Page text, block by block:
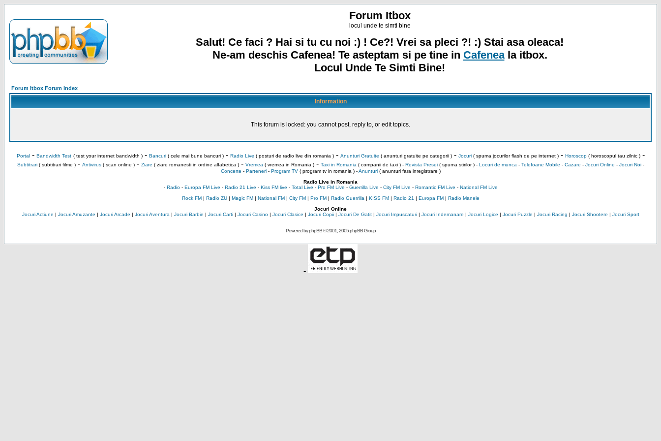
Forum Itbox
locul unde te simti bine
Salut! Ce faci ? Hai si tu cu noi :) ! Ce?! Vrei sa pleci ?! :) Stai asa oleaca!
Ne-am deschis Cafenea! Te asteptam si pe tine in Cafeneala itbox.
Locul Unde Te Simti Bine!
Forum Itbox Forum Index
Information
This forum is locked: you cannot post, reply to, or edit topics.
Portal- Bandwidth Test ( test your internet bandwidth )- Bancuri( cele mai bune bancuri )- Radio Live ( posturi de radio live din romania )- Anunturi Gratuite ( anunturi gratuite pe categorii )- Jocuri( spuma jocurilor flash de pe internet )- Horoscop( horoscopul tau zilnic )-
Subtitrari( subtitrari filme )- Antivirus( scan online )- Ziare ( ziare romanesti in ordine alfabetica )- Vremea ( vremea in Romania )- Taxi in Romania ( companii de taxi ) - Revista Presei( spuma stirilor ) - Locuri de munca - Telefoane Mobile - Cazare - Jocuri Online - Jocuri Noi-
Concerte - Parteneri- Program TV( program tv in romania )-Anunturi( anunturi fara inregistrare )
Radio Live in Romania
- Radio- Europa FM Live - Radio 21 Live - Kiss FM live - Total Live - Pro FM Live - Guerrilla Live - City FM Live - Romantic FM Live - National FM Live
Rock FM| Radio ZU| Magic FM| National FM| City FM| Pro FM| Radio Guerrilla | KISS FM| Radio 21 | Europa FM| Radio Manele
Jocuri Online
Jocuri Actiune | Jocuri Amuzante | Jocuri Arcade | Jocuri Aventura | Jocuri Barbie | Jocuri Carti| Jocuri Casino| Jocuri Clasice | Jocuri Copii| Jocuri De Gatit| Jocuri Impuscaturi| Jocuri Indemanare | Jocuri Logice | Jocuri Puzzle | Jocuri Racing | Jocuri Shootere | Jocuri Sport
Powered byphpBB© 2001, 2005 phpBB Group
-